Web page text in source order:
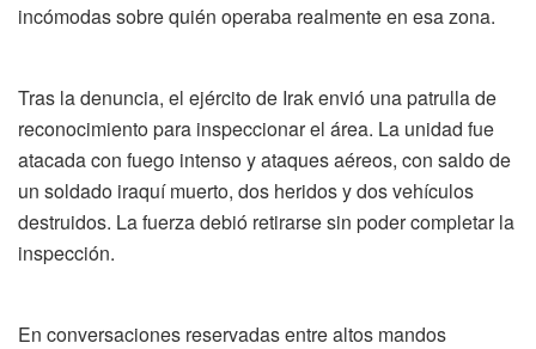
incómodas sobre quién operaba realmente en esa zona.
Tras la denuncia, el ejército de Irak envió una patrulla de
reconocimiento para inspeccionar el área. La unidad fue
atacada con fuego intenso y ataques aéreos, con saldo de
un soldado iraquí muerto, dos heridos y dos vehículos
destruidos. La fuerza debió retirarse sin poder completar la
inspección.
En conversaciones reservadas entre altos mandos